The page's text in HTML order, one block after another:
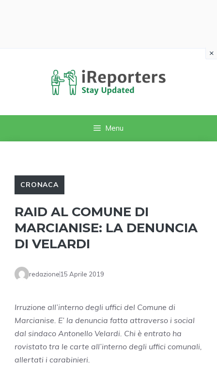
Menu
CRONACA
RAID AL COMUNE DI
MARCIANISE: LA DENUNCIA
DI VELARDI
redazione 15 Aprile 2019
Irruzione all’interno degli uffici del Comune di
Marcianise. E’ la denuncia fatta attraverso i social
dal sindaco Antonello Velardi. Chi è entrato ha
rovistato tra le carte all’interno degli uffici comunali,
allertati i carabinieri.
×